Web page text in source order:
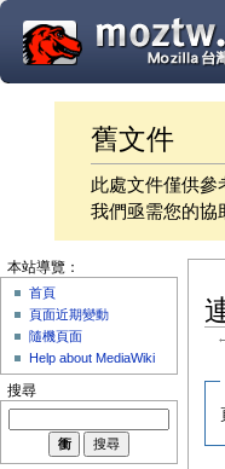
舊文件
此處文件僅供參
我們亟需您的協
本站導覽：
首頁
頁面近期變動
隨機頁面
Help about MediaWiki
搜尋